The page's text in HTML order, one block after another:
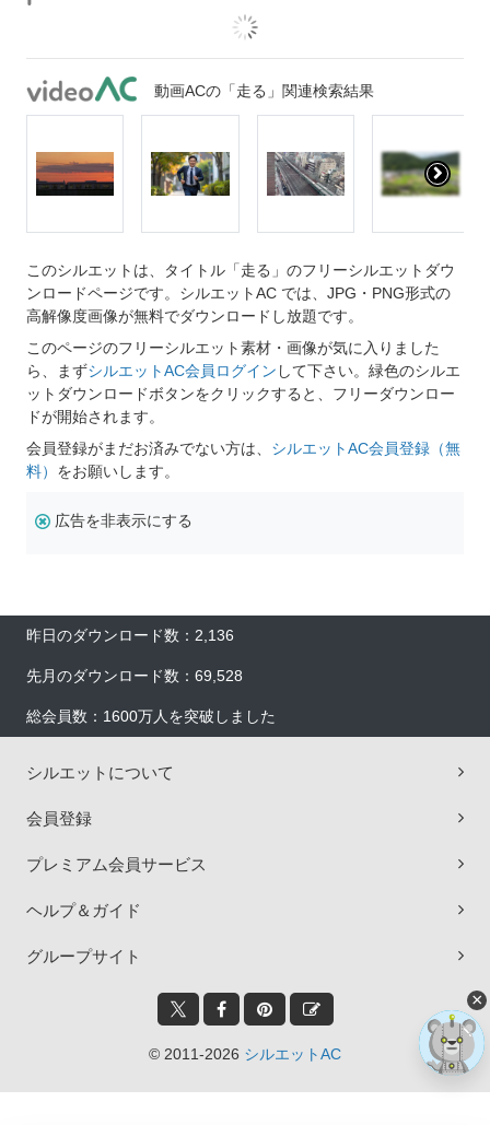
動画ACの「走る」関連検索結果
このシルエットは、タイトル「走る」のフリーシルエットダウ
ンロードページです。シルエットAC では、JPG・PNG形式の
高解像度画像が無料でダウンロードし放題です。
このページのフリーシルエット素材・画像が気に入りました
ら、まずシルエットAC会員ログイン して下さい。緑色のシルエ
ットダウンロードボタンをクリックすると、フリーダウンロー
ドが開始されます。
会員登録がまだお済みでない方は、 シルエットAC会員登録（無
料） をお願いします。
広告を非表示にする
昨日のダウンロード数：2,136
先月のダウンロード数：69,528
総会員数：1600万人を突破しました
シルエットについて
会員登録
プレミアム会員サービス
ヘルプ＆ガイド
グループサイト
© 2011-2026 シルエットAC
×